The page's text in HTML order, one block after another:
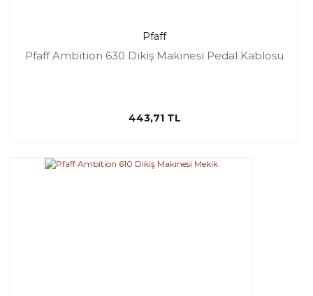
Pfaff
Pfaff Ambition 630 Dikiş Makinesi Pedal Kablosu
443,71 TL